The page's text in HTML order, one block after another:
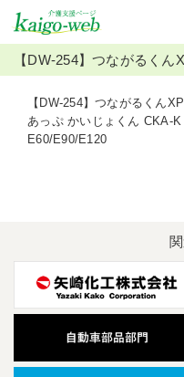
【DW-254】つながるく
【DW-254】つながるくん
あっぷ かいじょくん CKA-
E60/E90/E120